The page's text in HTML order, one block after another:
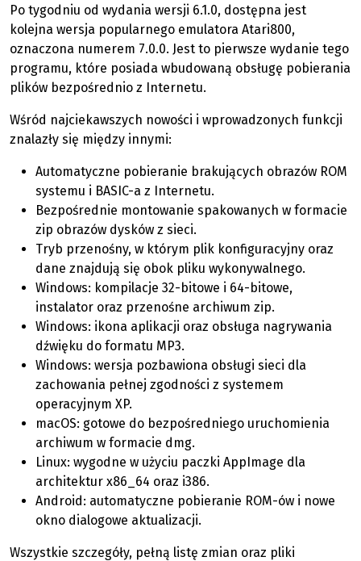
Po tygodniu od wydania wersji 6.1.0, dostępna jest
kolejna wersja popularnego emulatora Atari800,
oznaczona numerem 7.0.0. Jest to pierwsze wydanie tego
programu, które posiada wbudowaną obsługę pobierania
plików bezpośrednio z Internetu.
Wśród najciekawszych nowości i wprowadzonych funkcji
znalazły się między innymi:
Automatyczne pobieranie brakujących obrazów ROM
systemu i BASIC-a z Internetu.
Bezpośrednie montowanie spakowanych w formacie
zip obrazów dysków z sieci.
Tryb przenośny, w którym plik konfiguracyjny oraz
dane znajdują się obok pliku wykonywalnego.
Windows: kompilacje 32-bitowe i 64-bitowe,
instalator oraz przenośne archiwum zip.
Windows: ikona aplikacji oraz obsługa nagrywania
dźwięku do formatu MP3.
Windows: wersja pozbawiona obsługi sieci dla
zachowania pełnej zgodności z systemem
operacyjnym XP.
macOS: gotowe do bezpośredniego uruchomienia
archiwum w formacie dmg.
Linux: wygodne w użyciu paczki AppImage dla
architektur x86_64 oraz i386.
Android: automatyczne pobieranie ROM-ów i nowe
okno dialogowe aktualizacji.
Wszystkie szczegóły, pełną listę zmian oraz pliki